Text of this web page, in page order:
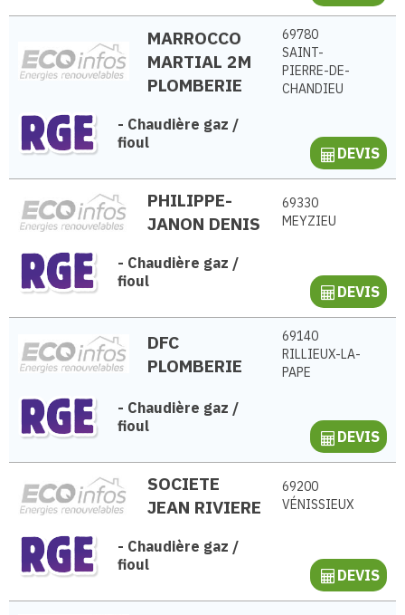
MARROCCO
MARTIAL 2M
PLOMBERIE
69780
SAINT-
PIERRE-DE-
CHANDIEU
- Chaudière gaz /
fioul
DEVIS
PHILIPPE-
JANON DENIS
69330
MEYZIEU
- Chaudière gaz /
fioul
DEVIS
DFC
PLOMBERIE
69140
RILLIEUX-LA-
PAPE
- Chaudière gaz /
fioul
DEVIS
SOCIETE
JEAN RIVIERE
69200
VÉNISSIEUX
- Chaudière gaz /
fioul
DEVIS